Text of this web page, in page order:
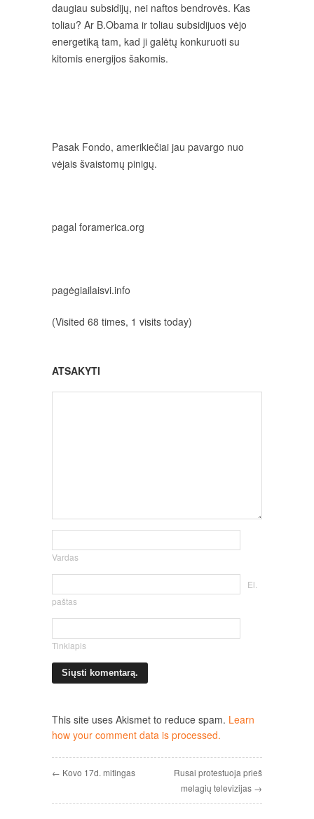
daugiau subsidijų, nei naftos bendrovės. Kas
toliau? Ar B.Obama ir toliau subsidijuos vėjo
energetiką tam, kad ji galėtų konkuruoti su
kitomis energijos šakomis.
Pasak Fondo, amerikiečiai jau pavargo nuo
vėjais švaistomų pinigų.
pagal foramerica.org
pagėgiailaisvi.info
(Visited 68 times, 1 visits today)
ATSAKYTI
Vardas
El.
paštas
Tinklapis
This site uses Akismet to reduce spam. Learn
how your comment data is processed.
← Kovo 17d. mitingas
Rusai protestuoja prieš
melagių televizijas →